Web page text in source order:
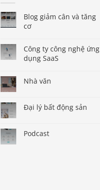
Blog giảm cân và tăng
cơ
Công ty công nghệ ứng
dụng SaaS
Nhà văn
Đại lý bất động sản
Podcast